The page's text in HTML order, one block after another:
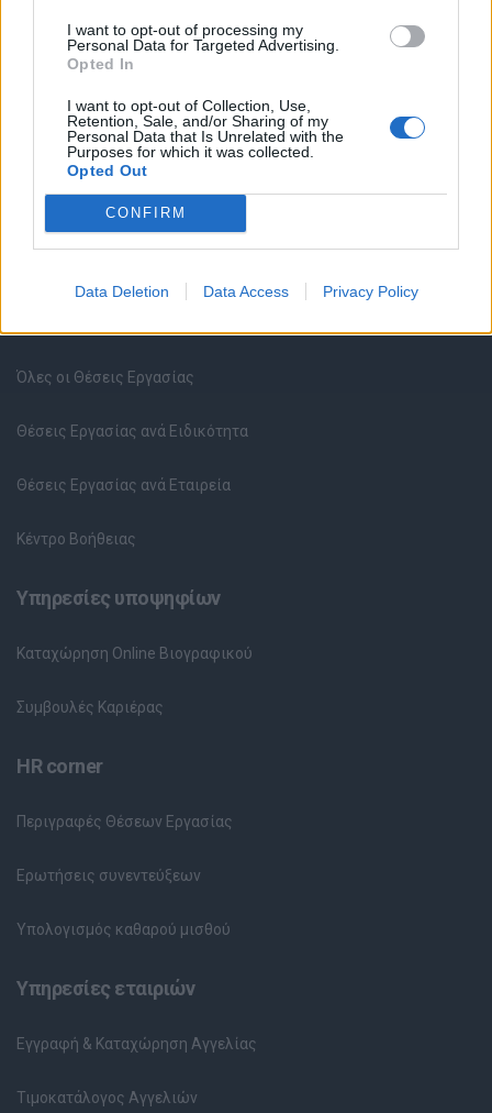
I want to opt-out of processing my
Personal Data for Targeted Advertising.
Opted In
I want to opt-out of Collection, Use,
Retention, Sale, and/or Sharing of my
Personal Data that Is Unrelated with the
Purposes for which it was collected.
Opted Out
CONFIRM
Data Deletion Data Access Privacy Policy
Όλες οι Θέσεις Εργασίας
Θέσεις Εργασίας ανά Ειδικότητα
Θέσεις Εργασίας ανά Εταιρεία
Κέντρο Βοήθειας
Υπηρεσίες υποψηφίων
Καταχώρηση Online Βιογραφικού
Συμβουλές Καριέρας
HR corner
Περιγραφές Θέσεων Εργασίας
Ερωτήσεις συνεντεύξεων
Υπολογισμός καθαρού μισθού
Υπηρεσίες εταιριών
Εγγραφή & Καταχώρηση Αγγελίας
Τιμοκατάλογος Αγγελιών